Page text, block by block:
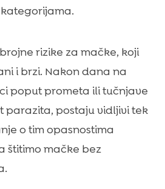
rizike za mačke, koji
i brzi. Nakon dana na
poput prometa ili tučnjave
parazita, postaju vidljivi tek
o tim opasnostima
štitimo mačke bez